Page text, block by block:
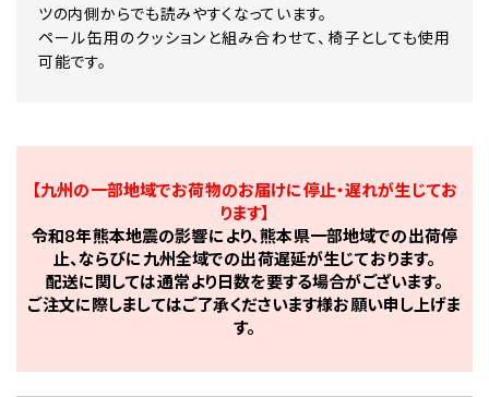
ツの内側からでも読みやすくなっています。
ペール缶用のクッションと組み合わせて、椅子としても使用
可能です。
【九州の一部地域でお荷物のお届けに停止・遅れが生じてお
ります】
令和8年熊本地震の影響により、熊本県一部地域での出荷停
止、ならびに九州全域での出荷遅延が生じております。
配送に関しては通常より日数を要する場合がございます。
ご注文に際しましてはご了承くださいます様お願い申し上げま
す。